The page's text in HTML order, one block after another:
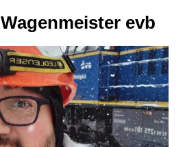
Wagenmeister evb